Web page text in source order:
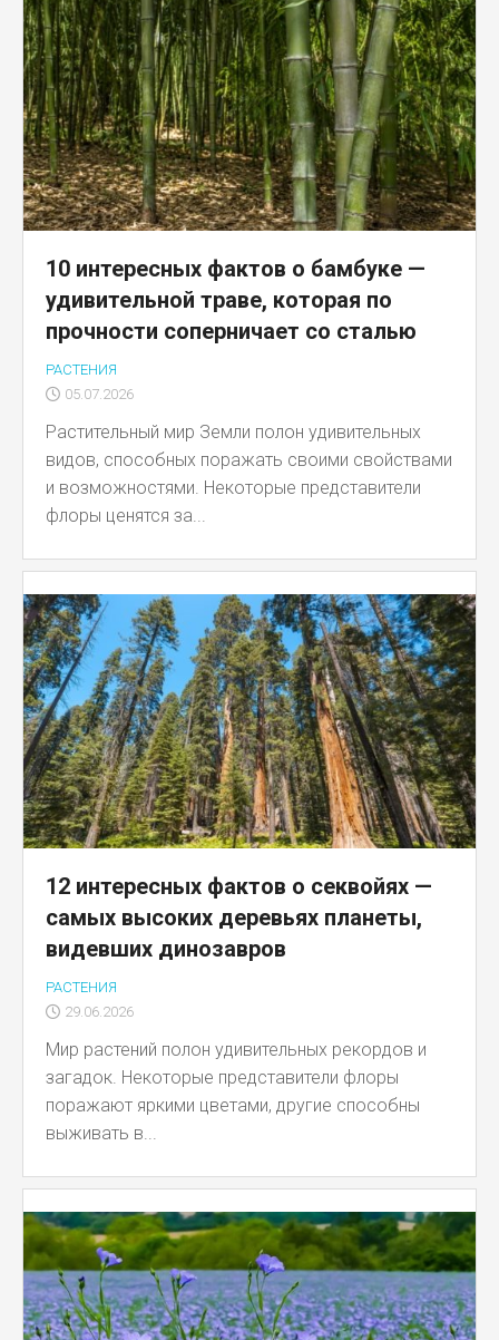
10 интересных фактов о бамбуке —
удивительной траве, которая по
прочности соперничает со сталью
РАСТЕНИЯ
05.07.2026
Растительный мир Земли полон удивительных
видов, способных поражать своими свойствами
и возможностями. Некоторые представители
флоры ценятся за...
12 интересных фактов о секвойях —
самых высоких деревьях планеты,
видевших динозавров
РАСТЕНИЯ
29.06.2026
Мир растений полон удивительных рекордов и
загадок. Некоторые представители флоры
поражают яркими цветами, другие способны
выживать в...